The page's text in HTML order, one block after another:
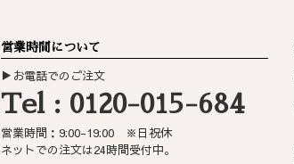
営業時間について
▶お電話でのご注文
Tel : 0120-015-684
営業時間：9:00-19:00 ※日祝休
ネットでの注文は24時間受付中。